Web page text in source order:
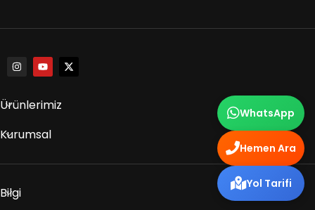
Ürünlerimiz
Kurumsal
Bilgi
WhatsApp
Hemen Ara
Yol Tarifi